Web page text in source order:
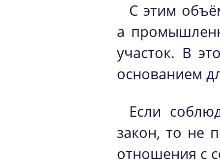
С этим
а
участок. В
основанием
Если
закон, то не
отношения с